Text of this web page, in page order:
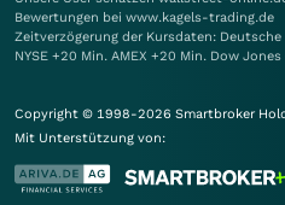
Bewertungen bei www.kagels-trading.de
Zeitverzögerung der Kursdaten: Deutsche
NYSE +20 Min. AMEX +20 Min. Dow
Copyright © 1998-2026 Smartbroker
Mit Unterstützung von: